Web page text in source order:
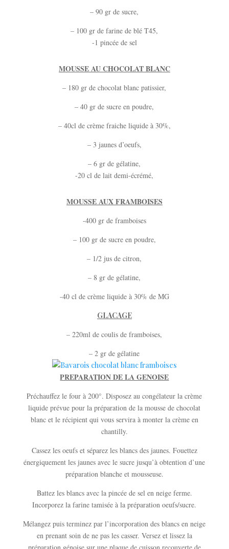
– 90 gr de sucre,
– 100 gr de farine de blé T45,
-1 pincée de sel
MOUSSE AU CHOCOLAT BLANC
– 180 gr de chocolat blanc patissier,
– 40 gr de sucre en poudre,
– 40cl de crème fraiche liquide à 30%,
– 3 jaunes d’oeufs,
– 6 gr de gélatine,
-20 cl de lait demi-écrémé,
MOUSSE AUX FRAMBOISES
-400 gr de framboises
– 100 gr de sucre en poudre,
– 1/2 jus de citron,
– 8 gr de gélatine,
-40 cl de crème liquide à 30% de MG
GLACAGE
– 220ml de coulis de framboises,
– 2 gr de gélatine
PREPARATION DE LA GENOISE
Préchauffez le four à 200°. Disposez au congélateur la crème
liquide prévue pour la préparation de la mousse de chocolat
blanc et le récipient qui vous servira à monter la crème en
chantilly.
Cassez les oeufs et séparez les blancs des jaunes. Fouettez
énergiquement les jaunes avec le sucre jusqu’à obtention d’une
préparation blanche et mousseuse.
Battez les blancs avec la pincée de sel en neige ferme.
Incorporez la farine tamisée à la préparation oeufs/sucre.
Mélangez puis terminez par l’incorporation des blancs en neige
en prenant soin de ne pas les casser. Versez et lissez la